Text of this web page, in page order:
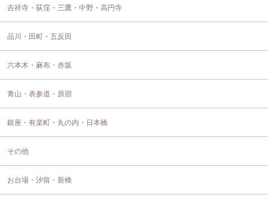
吉祥寺・荻窪・三鷹・中野・高円寺
品川・田町・五反田
六本木・麻布・赤坂
青山・表参道・原宿
銀座・有楽町・丸の内・日本橋
その他
お台場・汐留・新橋